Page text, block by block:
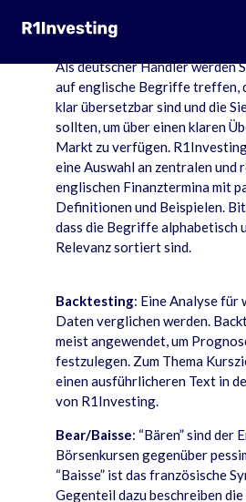
Glossar
Als deutscher Händler werden
auf englische Begriffe treffen,
klar übersetzbar sind und die
sollten, um über einen klaren
Markt zu verfügen.
eine Auswahl an zentralen und
englischen Finanztermina mit
Definitionen und Beispielen.
dass die Begriffe alphabetisch
Relevanz sortiert sind.
Backtesting: Eine Analyse für
Daten verglichen werden.
meist angewendet, um
festzulegen. Zum Thema
einen ausführlicheren Text in
von R1Investing.
Bear/Baisse: “Bären” sind der
Börsenkursen gegenüber
“Baisse” ist das französische
Gegenteil dazu beschreiben